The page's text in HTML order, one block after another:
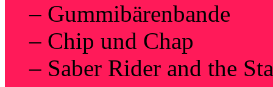
– Gummibärenbande
– Chip und Chap
– Saber Rider and the